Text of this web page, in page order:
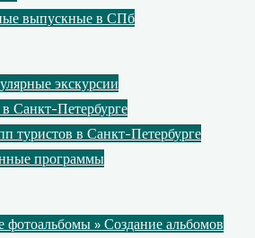
выпускные в СПб
экскурсии
Санкт-Петербурге
туристов в Санкт-Петербурге
программы
» Создание альбомов